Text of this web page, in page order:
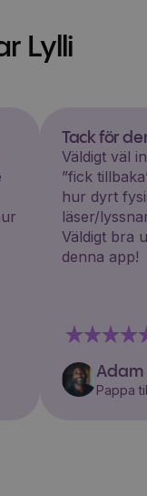
Lylli
Tack för
Väldigt väl
”fick
hur dyrt
läser/
Väldigt bra
denna app!
Adam
Pappa